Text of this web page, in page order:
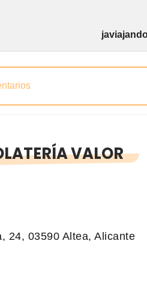
VALOR
24, 03590 Altea, Alicante